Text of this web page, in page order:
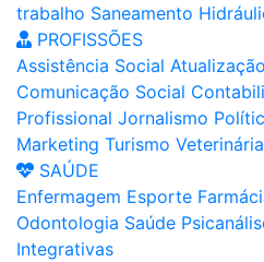
trabalho Saneamento
PROFISSÕES
Assistência Social
Comunicação Social
Profissional Jornalismo
Marketing Turismo Veterinária
SAÚDE
Enfermagem Esporte
Odontologia Saúde
Integrativas